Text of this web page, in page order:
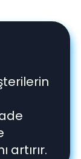
artırır.